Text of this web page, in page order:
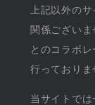
上記以外の
関係ございま
とのコラボ
行っておりま
当サイトで